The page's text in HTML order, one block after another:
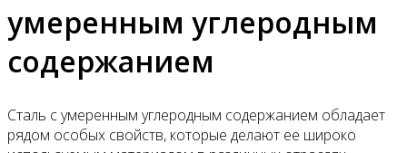
умеренным углеродным
содержанием
Сталь с умеренным углеродным содержанием обладает
рядом особых свойств, которые делают ее широко